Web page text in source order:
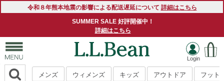
令和８年熊本地震の影響による配送遅延について 詳細はこちら
SUMMER SALE 好評開催中！
詳細はこちら
メンズ ウィメンズ キッズ アウトドア フット